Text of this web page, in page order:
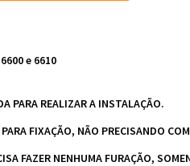
e 6610
PARA REALIZAR A INSTALAÇÃO.
FIXAÇÃO, NÃO PRECISANDO
NENHUMA FURAÇÃO,